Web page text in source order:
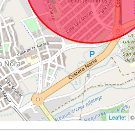
Leaflet| ©